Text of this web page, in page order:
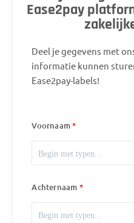
Ease2pay
Deel je gegevens met
informatie kunnen
Ease2pay-labels!
Voornaam
Achternaam